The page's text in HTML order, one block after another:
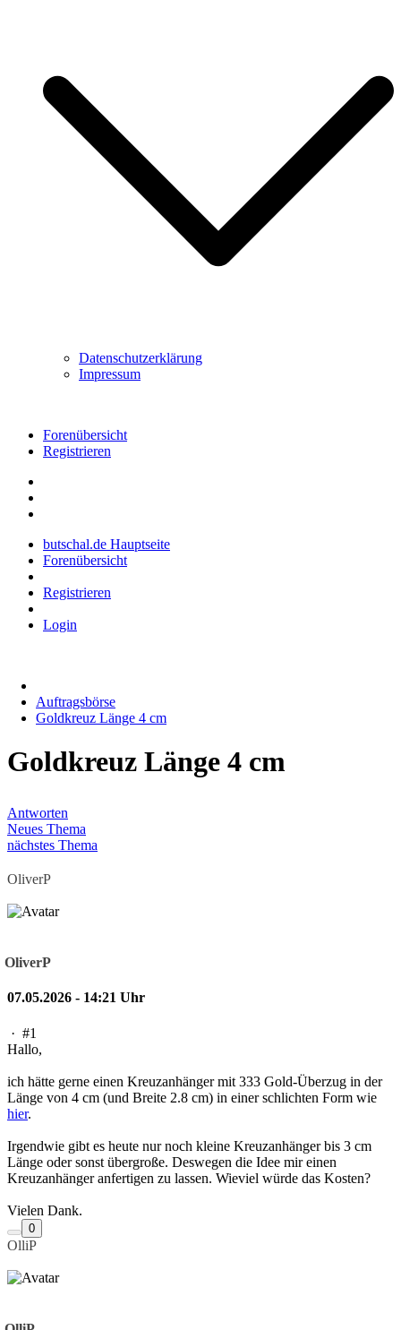
Datenschutzerklärung
Impressum
Forenübersicht
Registrieren
butschal.de Hauptseite
Forenübersicht
Registrieren
Login
Auftragsbörse
Goldkreuz Länge 4 cm
Goldkreuz Länge 4 cm
Antworten
Neues Thema
nächstes Thema
OliverP
OliverP
07.05.2026 - 14:21 Uhr
· #1
Hallo,
ich hätte gerne einen Kreuzanhänger mit 333 Gold-Überzug in der
Länge von 4 cm (und Breite 2.8 cm) in einer schlichten Form wie
hier.
Irgendwie gibt es heute nur noch kleine Kreuzanhänger bis 3 cm
Länge oder sonst übergroße. Deswegen die Idee mir einen
Kreuzanhänger anfertigen zu lassen. Wieviel würde das Kosten?
Vielen Dank.
0
OlliP